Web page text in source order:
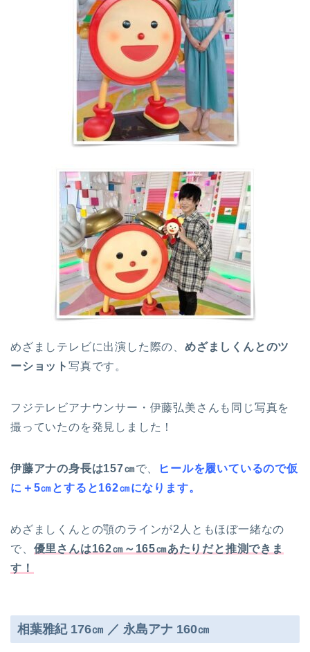
めざましテレビに出演した際の、 めざましくんとのツ
ーショット 写真です。
フジテレビアナウンサー・伊藤弘美さんも同じ写真を
撮っていたのを発見しました！
伊藤アナの身長は157㎝で、
ヒールを履いているので仮
に＋5㎝とすると162㎝になります。
めざましくんとの顎のラインが2人ともほぼ一緒なの
で、 優里さんは162㎝～165㎝あたりだと推測できま
す！
相葉雅紀 176㎝ ／ 永島アナ 160㎝